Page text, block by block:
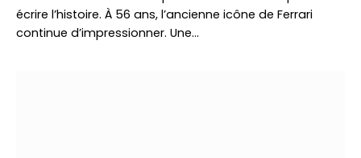
écrire l’histoire. À 56 ans, l’ancienne icône de Ferrari
continue d’impressionner. Une…